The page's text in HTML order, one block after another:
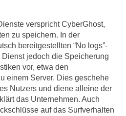
verspricht CyberGhost,
zu speichern. In der
bereitgestellten “No logs”-
jedoch die Speicherung
vor, etwa den
einem Server. Dies geschehe
Nutzers und diene alleine der
das Unternehmen. Auch
auf das Surfverhalten